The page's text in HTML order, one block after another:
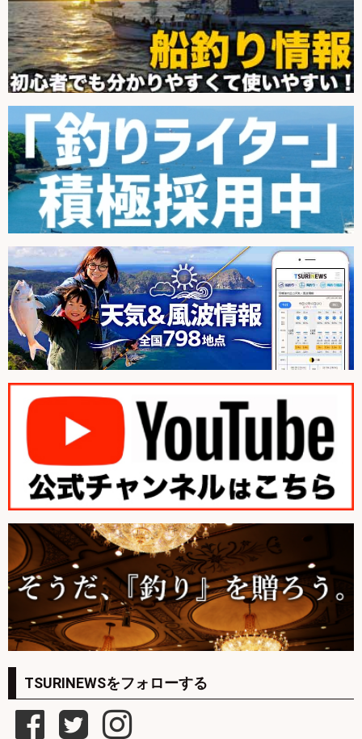
TSURINEWSをフォローする